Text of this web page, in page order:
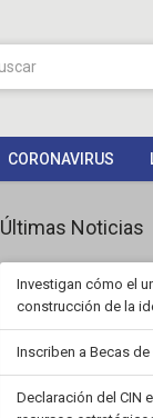
CORONAVIRUS
Últimas Noticias
Investigan cómo el
construcción de la
Inscriben a Becas
Declaración del CIN